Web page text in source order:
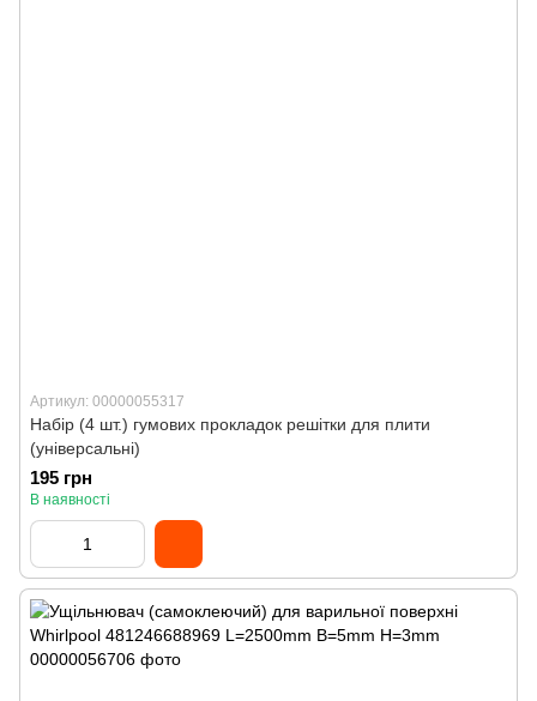
Артикул: 00000055317
Набір (4 шт.) гумових прокладок решітки для плити
(універсальні)
195 грн
В наявності